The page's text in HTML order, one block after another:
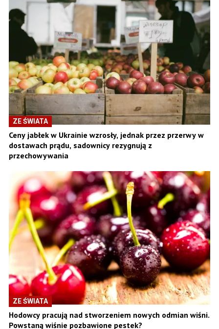
ZE ŚWIATA
Ceny jabłek w Ukrainie wzrosły, jednak przez przerwy w
dostawach prądu, sadownicy rezygnują z
przechowywania
ZE ŚWIATA
Hodowcy pracują nad stworzeniem nowych odmian wiśni.
Powstaną wiśnie pozbawione pestek?